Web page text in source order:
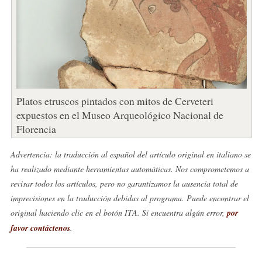
Platos etruscos pintados con mitos de Cerveteri
expuestos en el Museo Arqueológico Nacional de
Florencia
Advertencia: la traducción al español del artículo original en italiano se
ha realizado mediante herramientas automáticas. Nos comprometemos a
revisar todos los artículos, pero no garantizamos la ausencia total de
imprecisiones en la traducción debidas al programa. Puede encontrar el
original haciendo clic en el botón ITA. Si encuentra algún error,por
favor contáctenos.